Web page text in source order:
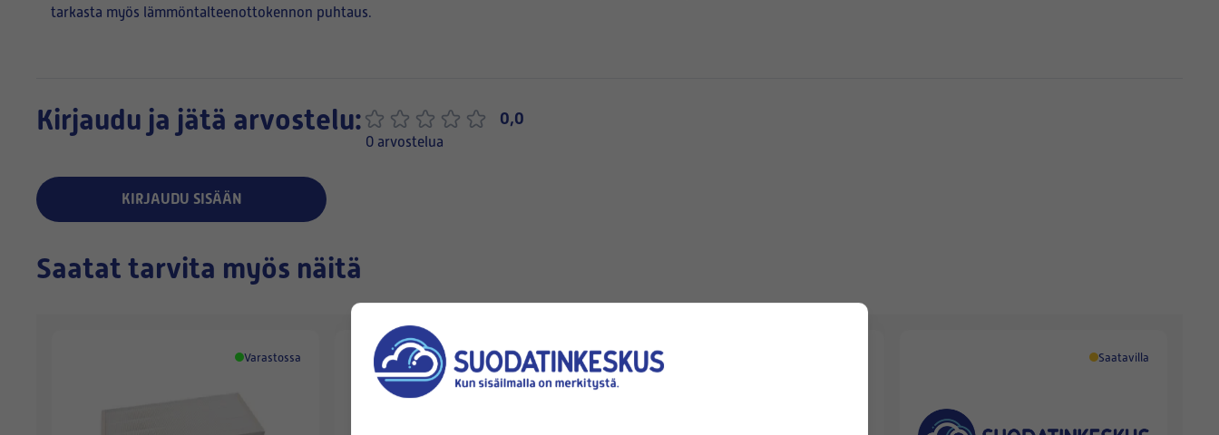
tarkasta myös lämmöntalteenottokennon puhtaus.
Kirjaudu ja jätä arvostelu: 0,0
0 arvostelua
KIRJAUDU SISÄÄN
Saatat tarvita myös näitä
Varastossa Varastossa Saatavilla